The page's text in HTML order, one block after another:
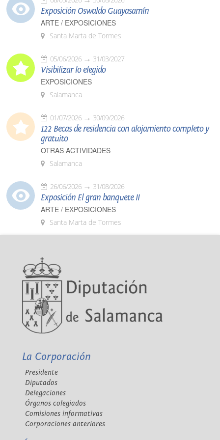
Exposición Oswaldo Guayasamín
ARTE / EXPOSICIONES
Santa Marta de Tormes
05/06/2026 31/03/2027
Visibilizar lo elegido
EXPOSICIONES
Salamanca
01/07/2026 30/09/2026
122 Becas de residencia con alojamiento completo y
gratuito
OTRAS ACTIVIDADES
Salamanca
26/06/2026 31/08/2026
Exposición El gran banquete II
ARTE / EXPOSICIONES
Santa Marta de Tormes
La Corporación
Presidente
Diputados
Delegaciones
Órganos colegiados
Comisiones informativas
Corporaciones anteriores